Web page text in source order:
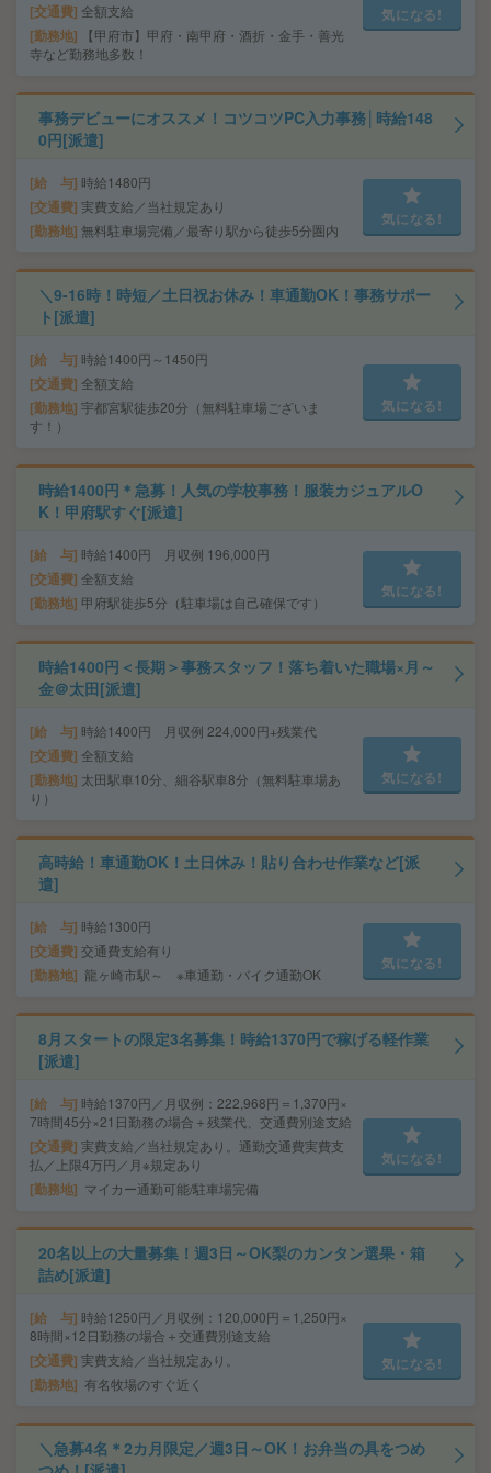
交通費 全額支給
勤務地
【甲府市】甲府・南甲府・酒折・金手・善光
寺など勤務地多数！
気になる!
事務デビューにオススメ！コツコツPC入力事務│時給148
0円[派遣]
給 与 時給1480円
交通費 実費支給／当社規定あり
勤務地 無料駐車場完備／最寄り駅から徒歩5分圏内
気になる!
＼9-16時！時短／土日祝お休み！車通勤OK！事務サポー
ト[派遣]
給 与 時給1400円～1450円
交通費 全額支給
勤務地 宇都宮駅徒歩20分（無料駐車場ございま
す！）
気になる!
時給1400円＊急募！人気の学校事務！服装カジュアルO
K！甲府駅すぐ[派遣]
給 与 時給1400円 月収例 196,000円
交通費 全額支給
勤務地 甲府駅徒歩5分（駐車場は自己確保です）
気になる!
時給1400円＜長期＞事務スタッフ！落ち着いた職場×月～
金＠太田[派遣]
給 与 時給1400円 月収例 224,000円+残業代
交通費 全額支給
勤務地 太田駅車10分、細谷駅車8分（無料駐車場あ
り）
気になる!
高時給！車通勤OK！土日休み！貼り合わせ作業など[派
遣]
給 与 時給1300円
交通費 交通費支給有り
勤務地 龍ヶ崎市駅～ ※車通勤・バイク通勤OK
気になる!
8月スタートの限定3名募集！時給1370円で稼げる軽作業
[派遣]
給 与 時給1370円／月収例：222,968円＝1,370円×
7時間45分×21日勤務の場合＋残業代、交通費別途支給
交通費 実費支給／当社規定あり。通勤交通費実費支
払／上限4万円／月※規定あり
勤務地 マイカー通勤可能/駐車場完備
気になる!
20名以上の大量募集！週3日～OK梨のカンタン選果・箱
詰め[派遣]
給 与 時給1250円／月収例：120,000円＝1,250円×
8時間×12日勤務の場合＋交通費別途支給
交通費 実費支給／当社規定あり。
勤務地 有名牧場のすぐ近く
気になる!
＼急募4名＊2カ月限定／週3日～OK！お弁当の具をつめ